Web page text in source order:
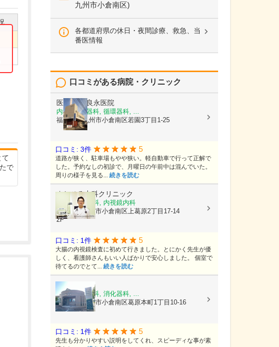
て
で
九州市小倉南区)
各都道府県の休日・夜間診療、救急、当
番医情報
口コミがある病院・クリニック
医療法人 良永医院
内科, 呼吸器科, 循環器科, ...
福岡県北九州市小倉南区若園3丁目1-25
口コミ: 3件 5
道路が狭く、駐車場もやや狭い。軽自動車で行って正解で
した。予約なしの初診で、月曜日の午前中は混んでいた。
周りの様子を見る... 続きを読む
よしひろ内科クリニック
内科, 胃腸内科, 内視鏡内科
福岡県北九州市小倉南区上葛原2丁目17-14
2F
口コミ: 1件 5
大腸の内視鏡検査に初めて行きました。とにかく先生が優
しく、看護師さんもいい人ばかりで安心しました。 個室で
待てるのでとて... 続きを読む
周田医院
内科, 呼吸器科, 消化器科, ...
福岡県北九州市小倉南区葛原本町1丁目10-16
口コミ: 1件 5
先生も分かりやすい説明をしてくれ、スピーディな事が素